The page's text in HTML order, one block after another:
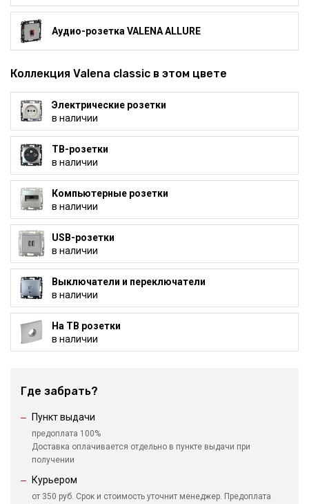
Аудио-розетка VALENA ALLURE
Коллекция Valena classic в этом цвете
Электрические розетки
в наличии
ТВ-розетки
в наличии
Компьютерные розетки
в наличии
USB-розетки
в наличии
Выключатели и переключатели
в наличии
На ТВ розетки
в наличии
Где забрать?
Пункт выдачи
предоплата 100%
Доставка оплачивается отдельно в пункте выдачи при
получении
Курьером
от 350 руб. Срок и стоимость уточнит менеджер. Предоплата